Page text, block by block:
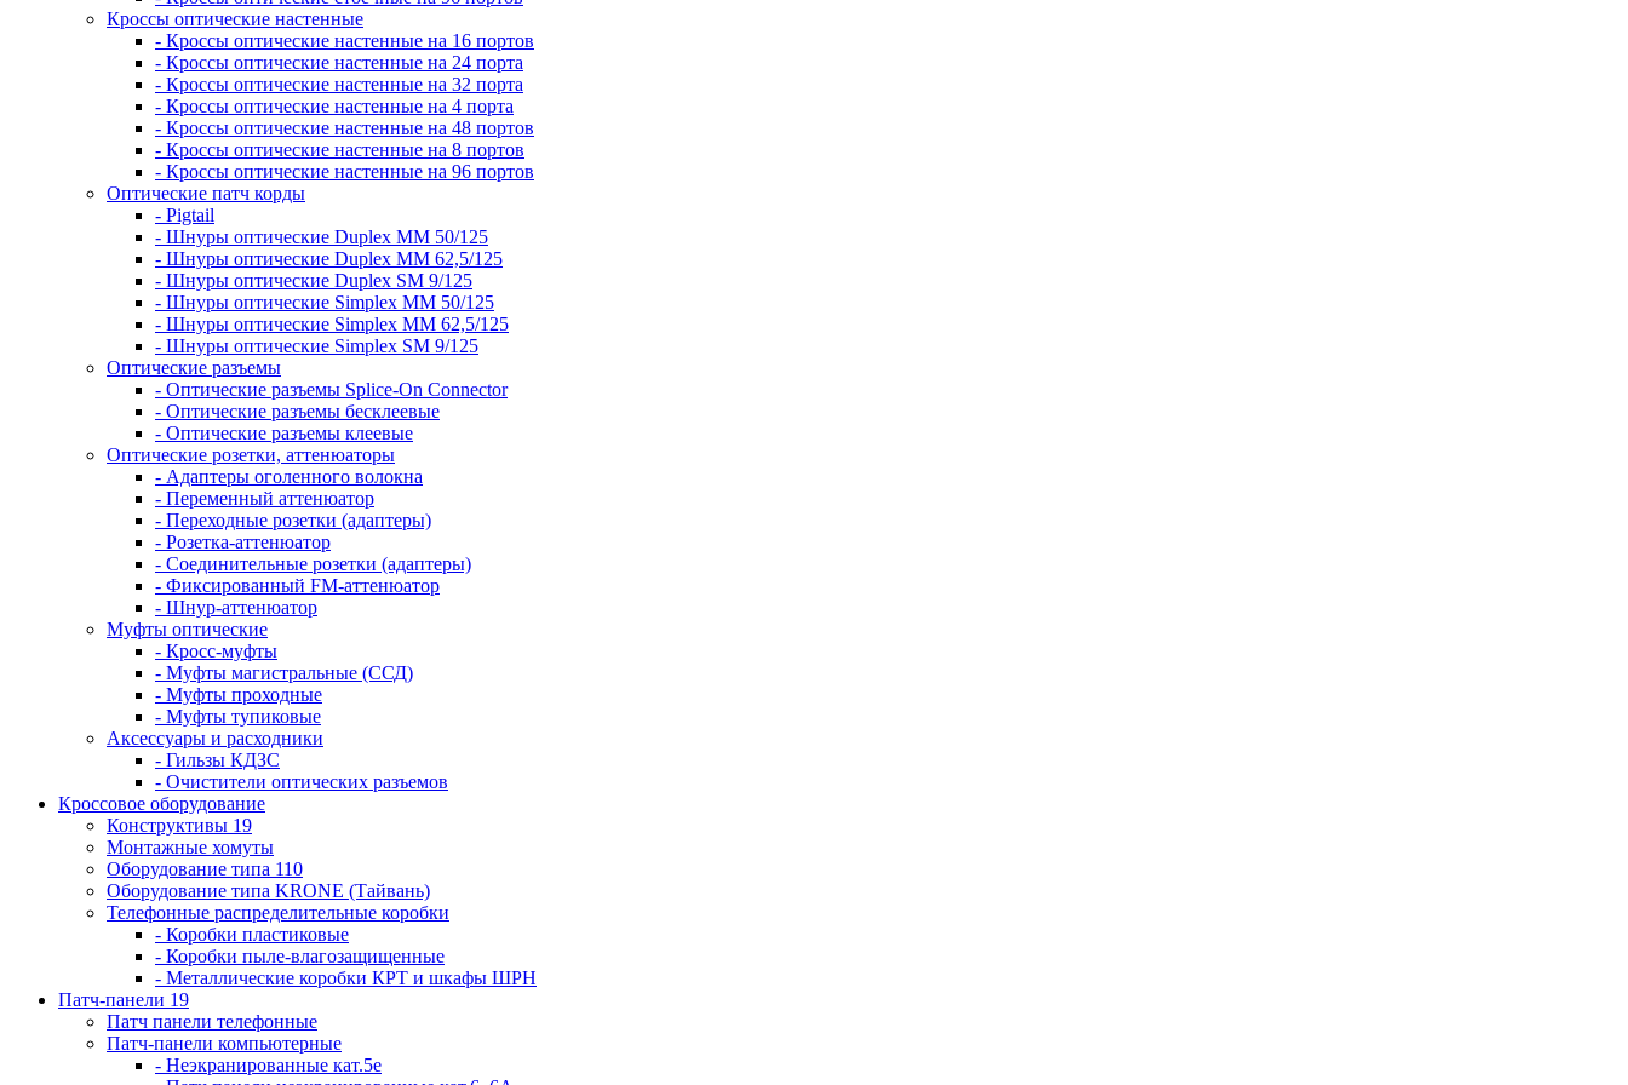
Кроссы оптические настенные
- Кроссы оптические настенные на 16 портов
- Кроссы оптические настенные на 24 порта
- Кроссы оптические настенные на 32 порта
- Кроссы оптические настенные на 4 порта
- Кроссы оптические настенные на 48 портов
- Кроссы оптические настенные на 8 портов
- Кроссы оптические настенные на 96 портов
Оптические патч корды
- Pigtail
- Шнуры оптические Duplex MM 50/125
- Шнуры оптические Duplex MM 62,5/125
- Шнуры оптические Duplex SM 9/125
- Шнуры оптические Simplex MM 50/125
- Шнуры оптические Simplex MM 62,5/125
- Шнуры оптические Simplex SM 9/125
Оптические разъемы
- Оптические разъемы Splice-On Connector
- Оптические разъемы бесклеевые
- Оптические разъемы клеевые
Оптические розетки, аттенюаторы
- Адаптеры оголенного волокна
- Переменный аттенюатор
- Переходные розетки (адаптеры)
- Розетка-аттенюатор
- Соединительные розетки (адаптеры)
- Фиксированный FM-аттенюатор
- Шнур-аттенюатор
Муфты оптические
- Кросс-муфты
- Муфты магистральные (ССД)
- Муфты проходные
- Муфты тупиковые
Аксессуары и расходники
- Гильзы КДЗС
- Очистители оптических разъемов
Кроссовое оборудование
Конструктивы 19
Монтажные хомуты
Оборудование типа 110
Оборудование типа KRONE (Тайвань)
Телефонные распределительные коробки
- Коробки пластиковые
- Коробки пыле-влагозащищенные
- Металлические коробки КРТ и шкафы ШРН
Патч-панели 19
Патч панели телефонные
Патч-панели компьютерные
- Неэкранированные кат.5е